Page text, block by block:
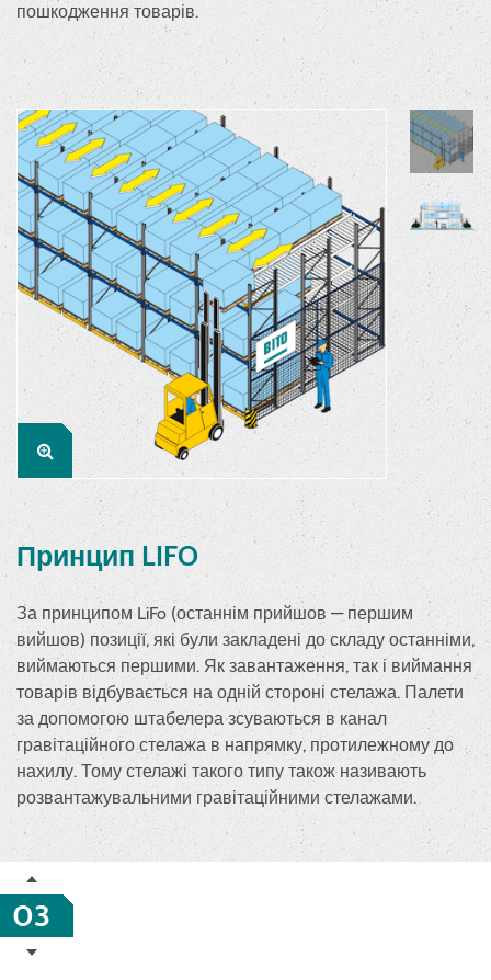
пошкодження товарів.
Принцип LIFO
За принципом LiFo (останнім прийшов — першим
вийшов) позиції, які були закладені до складу останніми,
виймаються першими. Як завантаження, так і виймання
товарів відбувається на одній стороні стелажа. Палети
за допомогою штабелера зсуваються в канал
гравітаційного стелажа в напрямку, протилежному до
нахилу. Тому стелажі такого типу також називають
розвантажувальними гравітаційними стелажами.
03